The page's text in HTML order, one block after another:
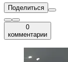
Поделиться
0
комментарии